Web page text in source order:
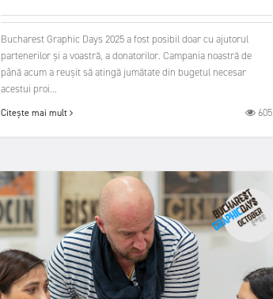
Bucharest Graphic Days 2025 a fost posibil doar cu ajutorul
partenerilor și a voastră, a donatorilor. Campania noastră de
până acum a reușit să atingă jumătate din bugetul necesar
acestui proi...
Citește mai mult 605